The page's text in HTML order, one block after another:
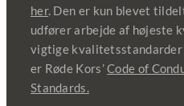
her. Den er kun blevet
udfører arbejde af højeste
vigtige kvalitetsstandarder
er Røde Kors’Code of
Standards.